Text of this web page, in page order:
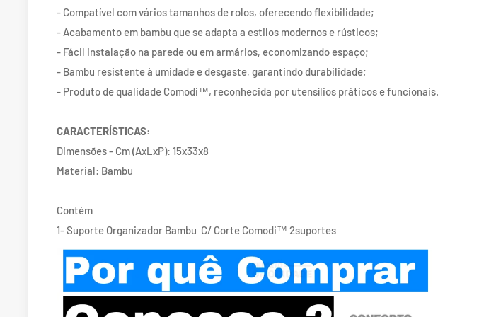
- Compatível com vários tamanhos de rolos, oferecendo flexibilidade;
- Acabamento em bambu que se adapta a estilos modernos e rústicos;
- Fácil instalação na parede ou em armários, economizando espaço;
- Bambu resistente à umidade e desgaste, garantindo durabilidade;
- Produto de qualidade Comodi™, reconhecida por utensílios práticos e funcionais.
CARACTERÍSTICAS:
Dimensões - Cm (AxLxP): 15x33x8
Material: Bambu
Contém
1- Suporte Organizador Bambu C/ Corte Comodi™ 2suportes